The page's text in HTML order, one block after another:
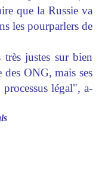
que la Russie va
les pourparlers de
justes sur bien
ONG, mais ses
légal", a-